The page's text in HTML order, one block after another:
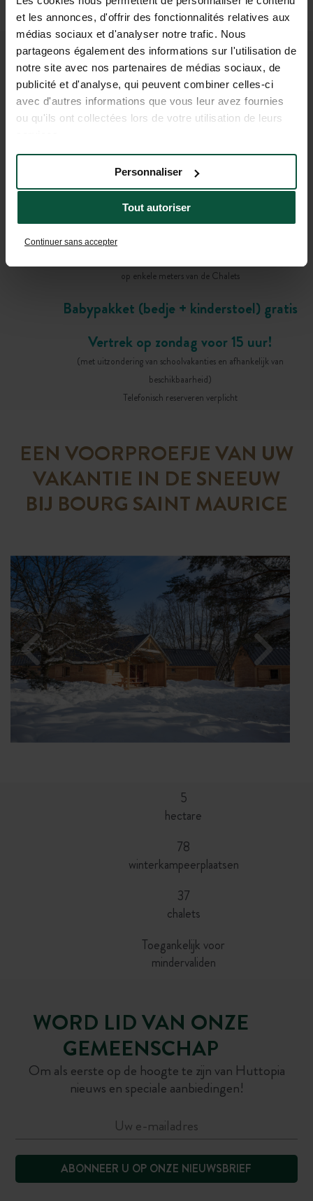
et les annonces, d'offrir des fonctionnalités relatives aux
médias sociaux et d'analyser notre trafic. Nous
partageons également des informations sur l'utilisation de
notre site avec nos partenaires de médias sociaux, de
publicité et d'analyse, qui peuvent combiner celles-ci
avec d'autres informations que vous leur avez fournies
ou qu'ils ont collectées lors de votre utilisation de leurs
Tout autoriser
Personnaliser
Continuer sans accepter
PRAKTISCHE INFORMATIE
OM UW VERBLIJF VOOR TE
BEREIDEN
Lakens en handdoeken
(inbegrepen bij het comforttarief)
Brood en boodschappen bestellen
op enkele meters van de Chalets
Babypakket (bedje + kinderstoel) gratis
Vertrek op zondag voor 15 uur!
(met uitzondering van schoolvakanties en afhankelijk van
beschikbaarheid)
Telefonisch reserveren verplicht
EEN VOORPROEFJE VAN UW
VAKANTIE IN DE SNEEUW
BIJ BOURG SAINT MAURICE
5
hectare
78
winterkampeerplaatsen
37
chalets
Toegankelijk voor
mindervaliden
WORD LID VAN ONZE
GEMEENSCHAP
Om als eerste op de hoogte te zijn van Huttopia
nieuws en speciale aanbiedingen!
ABONNEER U OP ONZE NIEUWSBRIEF